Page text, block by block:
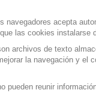
navegadores acepta
las cookies instalarse
archivos de texto
la navegación y el
pueden reunir